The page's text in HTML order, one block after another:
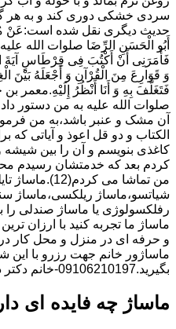
حدیث دیگری نقل شده است:عَنْ
أَبُو الْحَسَنِ الرِّضَا صلوات الله
فَأَمَرَنِی أَنْ أَکْتُبَ فِی قِرْطَاسٍ آیَةَ
وَ قَوَارِعَ مِنَ الْقُرْآنِ وَ أَجْعَلَهُ بَیْنَ
فَتَغَلَّفَ بِهِ وَ أَنَا أَنْظُرُ إِلَیْهِ.معمر
صلوات الله علیه به من دستور
آن مشک و عنبر باشد،به من
الکتاب و دو قل اعوذ و آیاتى
کاغذى بنویسم و آن را بین شیشه و
کردم بعد که خدمتشان رسیدم
من تماشا می
شیاتسو،ماساژ ریلکسی،ماساژ
رفلکسولوژی یا ماساژ صندلی را
ماساژ ما تجربه کنید با ارزان
و حرفه ای در منزل و محل کار
ماساژور خانم جهت رزرو با این
بگیرید.09106210197-خانم دکتر دمیرچی
ماساژ چه فایده ای